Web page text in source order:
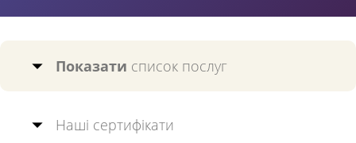
Показати список послуг
Наші сертифікати